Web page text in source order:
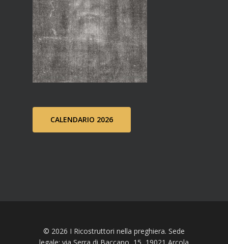
CALENDARIO 2026
© 2026 I Ricostruttori nella preghiera. Sede